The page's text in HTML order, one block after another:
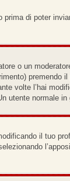
di poter
o un
premendo il
volte l’hai
normale
il tuo